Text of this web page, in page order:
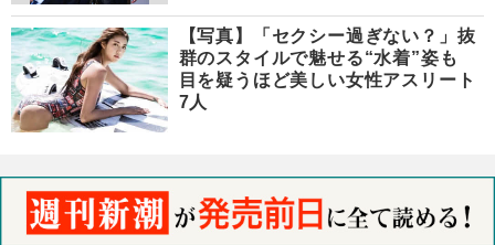
【写真】「セクシー過ぎない？」抜
群のスタイルで魅せる“水着”姿も
目を疑うほど美しい女性アスリート
7人